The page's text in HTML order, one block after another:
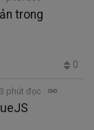
trong
0
3 phút đọc